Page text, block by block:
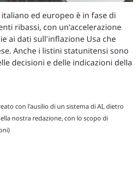
ed europeo è in fase di
ribassi, con un'accelerazione
ai dati sull'inflazione Usa che
Anche i listini statunitensi sono
decisioni e delle indicazioni della
con l'ausilio di un sistema di AI, dietro
nostra redazione, con lo scopo di